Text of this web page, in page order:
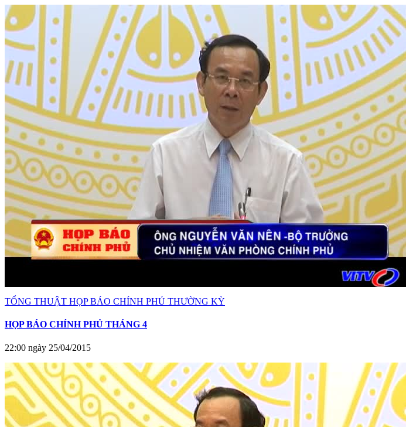
TỔNG THUẬT HỌP BÁO CHÍNH PHỦ THƯỜNG KỲ
HỌP BÁO CHÍNH PHỦ THÁNG 4
22:00 ngày 25/04/2015